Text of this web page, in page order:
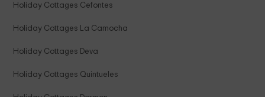
Holiday Cottages Cefontes
Holiday Cottages La Camocha
Holiday Cottages Deva
Holiday Cottages Quintueles